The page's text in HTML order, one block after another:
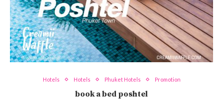
Hotels Hotels Phuket Hotels Promotion
book a bed poshtel